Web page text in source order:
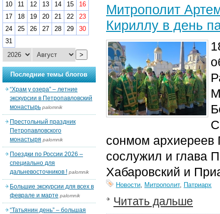
Митрополит
Кириллу в день
сонмом архиереев
сослужил и глава
Хабаровский и
Новости, Митрополит, Патриарх
Читать дальше
10
11 12 13 14 15
16
17
18 19 20 21 22
23
24
25 26 27 28 29
30
31
>
Последние темы блогов
“Храм у озера” – летние
экскурсии в Петропавловский
монастырь palomnik
Престольный праздник
Петропавловского
монастыря palomnik
Поездки по России 2026 –
специально для
дальневосточников ! palomnik
Большие экскурсии для всех в
феврале и марте palomnik
“Татьянин день” – большая